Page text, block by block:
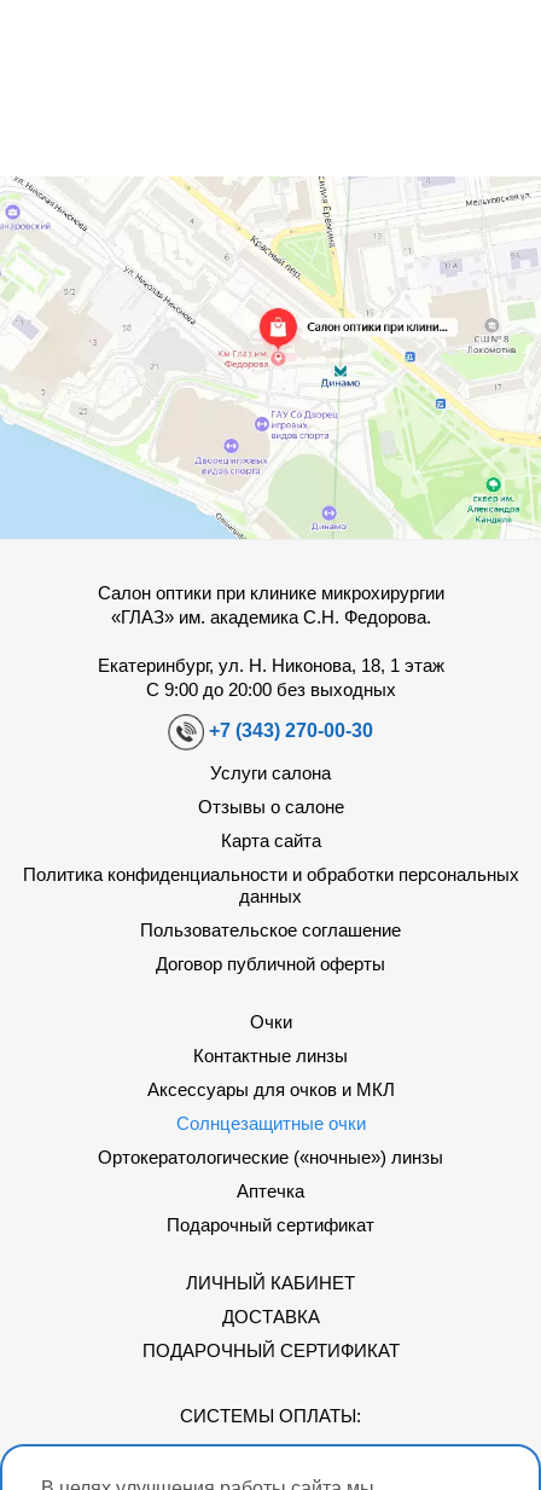
Салон оптики при клинике микрохирургии
«ГЛАЗ» им. академика С.Н. Федорова.
Екатеринбург, ул. Н. Никонова, 18, 1 этаж
С 9:00 до 20:00 без выходных
+7 (343) 270-00-30
Услуги салона
Отзывы о салоне
Карта сайта
Политика конфиденциальности и обработки персональных
данных
Пользовательское соглашение
Договор публичной оферты
Очки
Контактные линзы
Аксессуары для очков и МКЛ
Солнцезащитные очки
Ортокератологические («ночные») линзы
Аптечка
Подарочный сертификат
ЛИЧНЫЙ КАБИНЕТ
ДОСТАВКА
ПОДАРОЧНЫЙ СЕРТИФИКАТ
СИСТЕМЫ ОПЛАТЫ: